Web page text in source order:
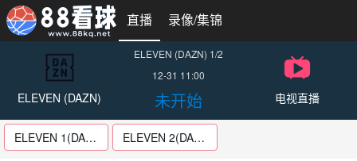
直播 录像/集锦
ELEVEN (DAZN)
ELEVEN (DAZN) 1/2
12-31 11:00
未开始 电视直播
ELEVEN 1(DAZN1) ELEVEN 2(DAZN2)